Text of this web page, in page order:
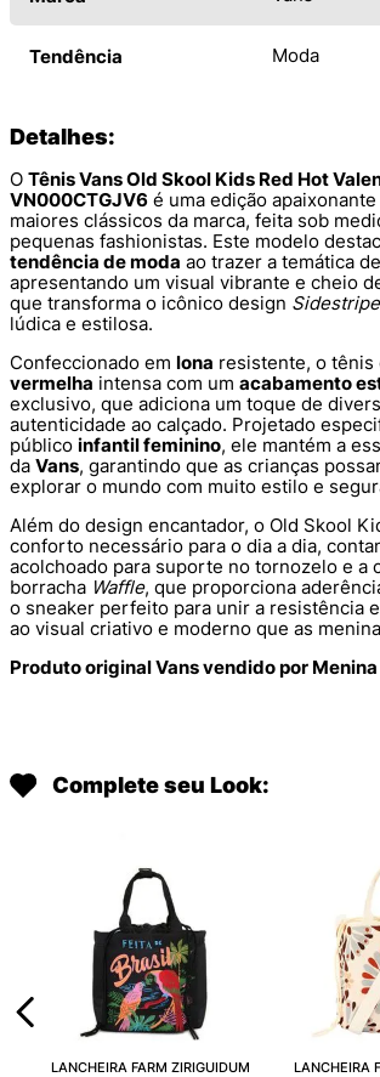
Tendência Moda
Detalhes:
O Tênis Vans Old Skool Kids Red Hot
VN000CTGJV6 é uma edição
maiores clássicos da marca, feita sob
pequenas fashionistas. Este modelo
tendência de moda ao trazer a temática
apresentando um visual vibrante e cheio
que transforma o icônico design Sidestripe
lúdica e estilosa.
Confeccionado em lona resistente, o tênis
vermelha intensa com um acabamento
exclusivo, que adiciona um toque de
autenticidade ao calçado. Projetado
público infantil feminino, ele mantém a
da Vans, garantindo que as crianças
explorar o mundo com muito estilo e
Além do design encantador, o Old Skool
conforto necessário para o dia a dia,
acolchoado para suporte no tornozelo e a
borracha Waffle, que proporciona
o sneaker perfeito para unir a resistência
ao visual criativo e moderno que as
Produto original Vans vendido por Menina
Complete seu Look:
LANCHEIRA FARM ZIRIGUIDUM
LANCHEIRA